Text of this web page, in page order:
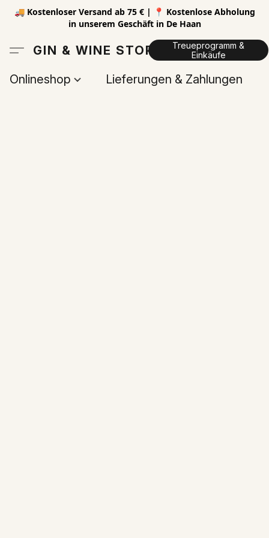
🚚 Kostenloser Versand ab 75 € | 📍 Kostenlose Abholung
in unserem Geschäft in De Haan
GIN & WINE STORE
Treueprogramm &
Einkäufe
Onlineshop Lieferungen & Zahlungen